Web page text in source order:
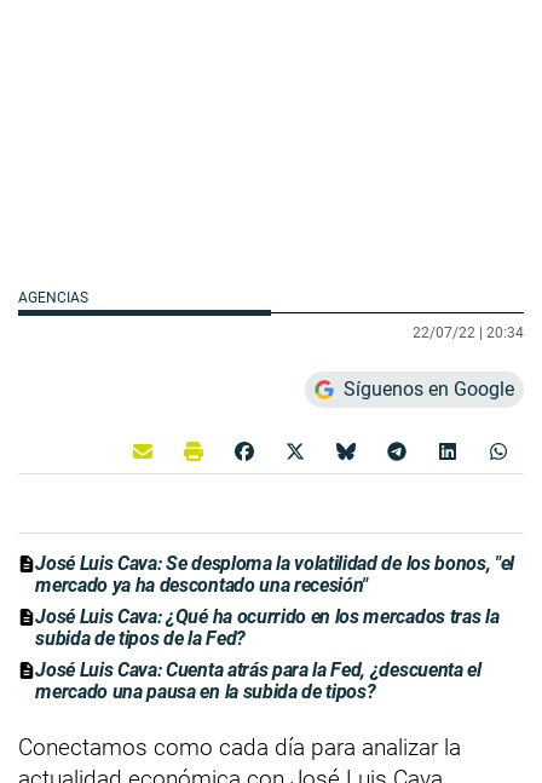
AGENCIAS
22/07/22 | 20:34
Síguenos en Google
José Luis Cava: Se desploma la volatilidad de los bonos, "el
mercado ya ha descontado una recesión"
José Luis Cava: ¿Qué ha ocurrido en los mercados tras la
subida de tipos de la Fed?
José Luis Cava: Cuenta atrás para la Fed, ¿descuenta el
mercado una pausa en la subida de tipos?
Conectamos como cada día para analizar la